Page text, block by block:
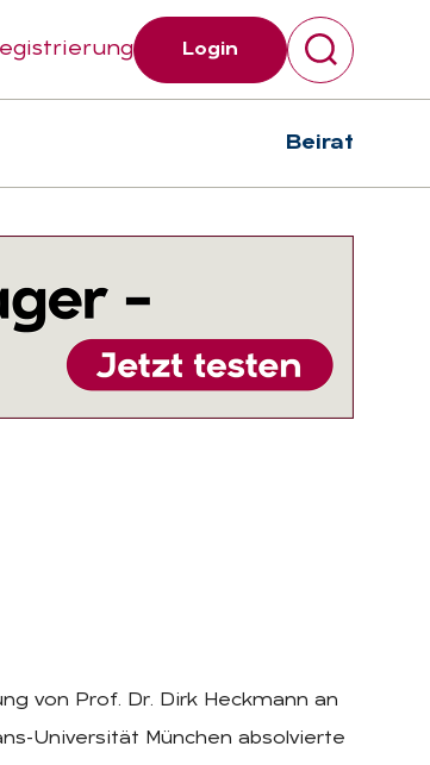
Login
Beirat
von Prof. Dr. Dirk Heckmann an
Universität München absolvierte